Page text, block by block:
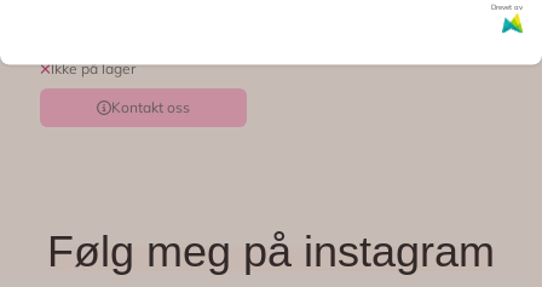
Purpero Johnson
Ikke på lager
Kontakt oss
Følg meg på instagram
Drevet av